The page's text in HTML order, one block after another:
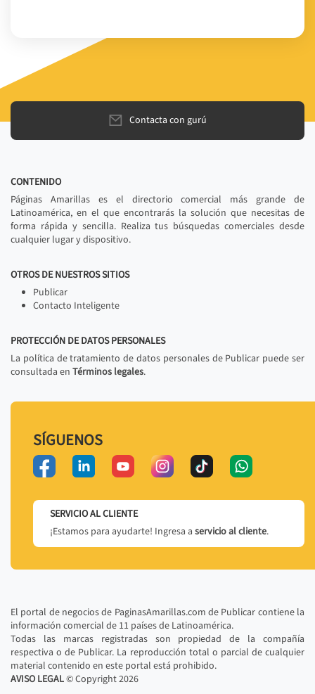
Contacta con gurú
CONTENIDO
Páginas Amarillas es el directorio comercial más grande de
Latinoamérica, en el que encontrarás la solución que necesitas de
forma rápida y sencilla. Realiza tus búsquedas comerciales desde
cualquier lugar y dispositivo.
OTROS DE NUESTROS SITIOS
Publicar
Contacto Inteligente
PROTECCIÓN DE DATOS PERSONALES
La política de tratamiento de datos personales de Publicar puede ser
consultada en Términos legales.
SÍGUENOS
SERVICIO AL CLIENTE
¡Estamos para ayudarte! Ingresa a servicio al cliente.
El portal de negocios de PaginasAmarillas.com de Publicar contiene la
información comercial de 11 países de Latinoamérica.
Todas las marcas registradas son propiedad de la compañía
respectiva o de Publicar. La reproducción total o parcial de cualquier
material contenido en este portal está prohibido.
AVISO LEGAL© Copyright2026